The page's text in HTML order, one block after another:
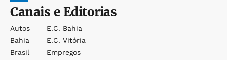
Canais e Editorias
Autos
Bahia
Brasil
E.c. Bahia
E.c. Vitória
Empregos